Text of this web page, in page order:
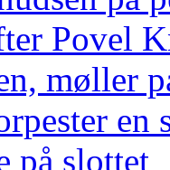
Povel
møller
en
på slottet